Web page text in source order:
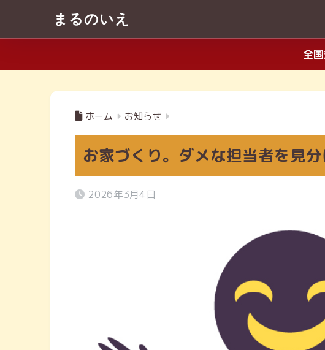
まるのいえ
全
ホーム お知らせ
お家づくり。ダメな担当者を見分
2026年3月4日